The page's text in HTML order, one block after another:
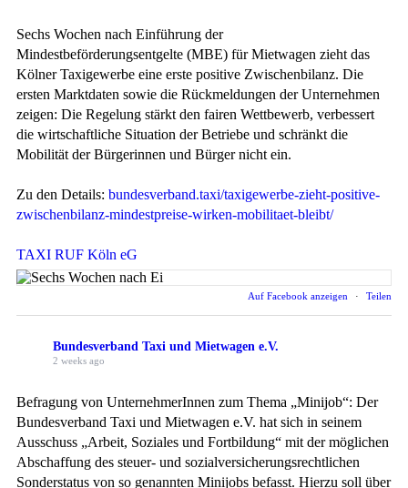
Sechs Wochen nach Einführung der
Mindestbeförderungsentgelte (MBE) für Mietwagen zieht das
Kölner Taxigewerbe eine erste positive Zwischenbilanz. Die
ersten Marktdaten sowie die Rückmeldungen der Unternehmen
zeigen: Die Regelung stärkt den fairen Wettbewerb, verbessert
die wirtschaftliche Situation der Betriebe und schränkt die
Mobilität der Bürgerinnen und Bürger nicht ein.
Zu den Details: bundesverband.taxi/taxigewerbe-zieht-positive-
zwischenbilanz-mindestpreise-wirken-mobilitaet-bleibt/
TAXI RUF Köln eG
Auf Facebook anzeigen · Teilen
Bundesverband Taxi und Mietwagen e.V.
2 weeks ago
Befragung von UnternehmerInnen zum Thema „Minijob“: Der
Bundesverband Taxi und Mietwagen e.V. hat sich in seinem
Ausschuss „Arbeit, Soziales und Fortbildung“ mit der möglichen
Abschaffung des steuer- und sozialversicherungsrechtlichen
Sonderstatus von so genannten Minijobs befasst. Hierzu soll über